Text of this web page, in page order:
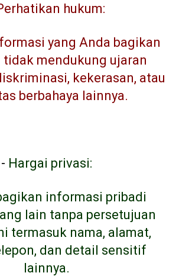
hukum:
yang Anda bagikan
tidak mendukung ujaran
kekerasan, atau
berbahaya lainnya.
- Hargai privasi:
informasi pribadi
lain tanpa persetujuan
termasuk nama, alamat,
dan detail sensitif
lainnya.